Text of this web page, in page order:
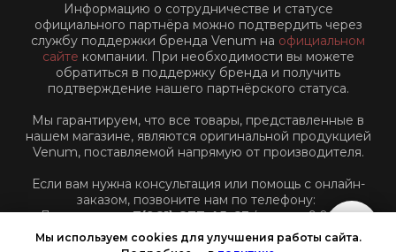
Информацию о сотрудничестве и статусе
официального партнёра можно подтвердить через
службу поддержки бренда Venum на официальном
сайте компании. При необходимости вы можете
обратиться в поддержку бренда и получить
подтверждение нашего партнёрского статуса.
Мы гарантируем, что все товары, представленные в
нашем магазине, являются оригинальной продукцией
Venum, поставляемой напрямую от производителя.
Если вам нужна консультация или помощь с онлайн-
заказом, позвоните нам по телефону:
Для звонков:+7(961)-877-45-63(пн-пт: с 9:00 до
18:00 по Московскому времени)
Мы используем cookies для улучшения работы сайта.